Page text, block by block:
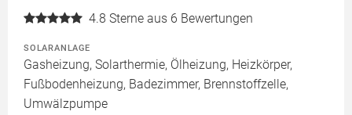
4.8 Sterne aus 6 Bewertungen
SOLARANLAGE
Gasheizung, Solarthermie, Ölheizung, Heizkörper,
Fußbodenheizung, Badezimmer, Brennstoffzelle,
Umwälzpumpe